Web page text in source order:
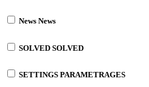
News News
SOLVED SOLVED
SETTINGS PARAMETRAGES